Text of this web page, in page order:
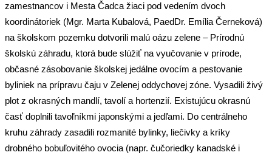
zamestnancov i Mesta Čadca žiaci pod vedením dvoch
koordinátoriek (Mgr. Marta Kubalová, PaedDr. Emília Černeková)
na školskom pozemku dotvorili malú oázu zelene – Prírodnú
školskú záhradu, ktorá bude slúžiť na vyučovanie v prírode,
občasné zásobovanie školskej jedálne ovocím a pestovanie
byliniek na prípravu čaju v Zelenej oddychovej zóne. Vysadili živý
plot z okrasných mandlí, tavolí a hortenzií. Existujúcu okrasnú
časť doplnili tavoľníkmi japonskými a jedľami. Do centrálneho
kruhu záhrady zasadili rozmanité bylinky, liečivky a kríky
drobného bobuľovitého ovocia (napr. čučoriedky kanadské i